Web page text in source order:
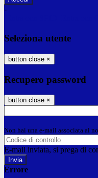
-
Seleziona utente
button close ×
Recupero password
button close ×
Non hai una e-mail associata al
E-mail inviata, si prega di
Errore